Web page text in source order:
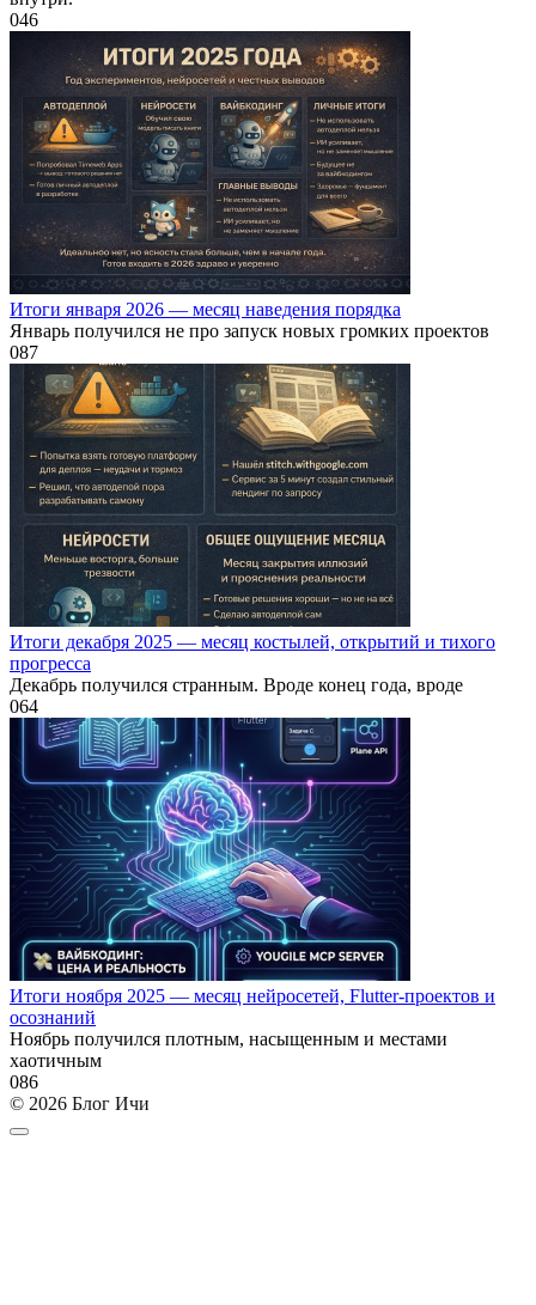
046
Итоги января 2026 — месяц наведения порядка
Январь получился не про запуск новых громких проектов
087
Итоги декабря 2025 — месяц костылей, открытий и тихого
прогресса
Декабрь получился странным. Вроде конец года, вроде
064
Итоги ноября 2025 — месяц нейросетей, Flutter-проектов и
осознаний
Ноябрь получился плотным, насыщенным и местами
хаотичным
086
© 2026 Блог Ичи